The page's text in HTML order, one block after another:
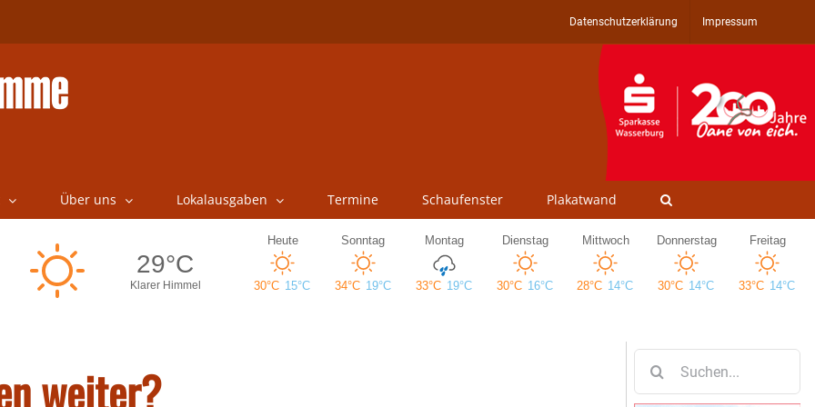
Datenschutzerklärung Impressum
Über uns Lokalausgaben Termine Schaufenster Plakatwand
weiter?
nach: